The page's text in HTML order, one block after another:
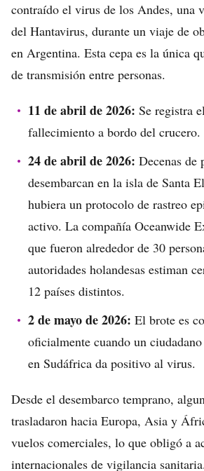
contraído el virus de los Andes, una
del Hantavirus, durante un viaje de
en Argentina. Esta cepa es la única
de transmisión entre personas.
11 de abril de 2026: Se registra
fallecimiento a bordo del crucero.
24 de abril de 2026: Decenas de
desembarcan en la isla de Santa
hubiera un protocolo de rastreo
activo. La compañía Oceanwide
que fueron alrededor de 30
autoridades holandesas estiman
12 países distintos.
2 de mayo de 2026: El brote es
oficialmente cuando un
en Sudáfrica da positivo al virus.
Desde el desembarco temprano,
trasladaron hacia Europa, Asia y
vuelos comerciales, lo que obligó a
internacionales de vigilancia sanitaria.